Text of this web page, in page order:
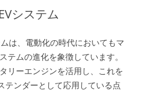
システム
は、電動化の時代においてもマ
テムの進化を象徴しています。
リーエンジンを活用し、これを
テンダーとして応用している点